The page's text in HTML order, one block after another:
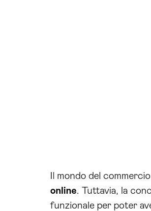
Il mondo del
online. Tuttavia, la
funzionale per poter